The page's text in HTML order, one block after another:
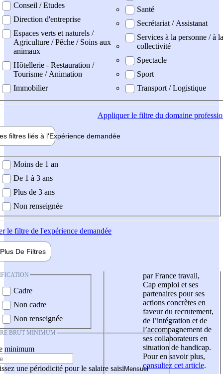
Conseil / Etudes
Direction d'entreprise
Espaces verts et naturels /
Agriculture / Pêche / Soins aux
animaux
Hôtellerie - Restauration /
Tourisme / Animation
Immobilier
Santé
Secrétariat / Assistanat
Services à la personne / à la
collectivité
Spectacle
Sport
Transport / Logistique
Appliquerle filtre du domaine
filtres liés à l'Expérience demandée
demandée
Moins de 1 an
De 1 à 3 ans
Plus de 3 ans
Non renseignée
le filtre de l'expérience demandée
Plus De Filtres
Cadre
Non cadre
Non renseignée
BRUT MINIMUM
minimum
une périodicité pour le salaire saisi
par France travail,
Cap emploi et ses
partenaires pour ses
actions concrètes en
faveur du recrutement,
de l’intégration et de
l’accompagnement de
ses collaborateurs en
situation de handicap.
Pour en savoir plus,
consultez cet article.